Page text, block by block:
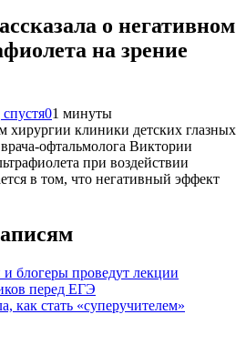
о негативном
на зрение
спустя01 минуты
хирургии клиники детских глазных
офтальмолога Виктории
при воздействии
в том, что негативный эффект
блогеры проведут лекции
перед ЕГЭ
как стать «суперучителем»